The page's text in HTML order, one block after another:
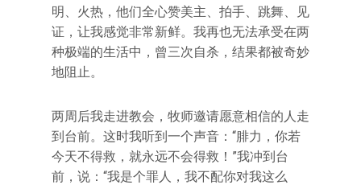
明、火热，他们全心赞美主、拍手、跳舞、见
证，让我感觉非常新鲜。我再也无法承受在两
种极端的生活中，曾三次自杀，结果都被奇妙
地阻止。
两周后我走进教会，牧师邀请愿意相信的人走
到台前。这时我听到一个声音：“腓力，你若
今天不得救，就永远不会得救！”我冲到台
前，说：“我是个罪人，我不配你对我这么